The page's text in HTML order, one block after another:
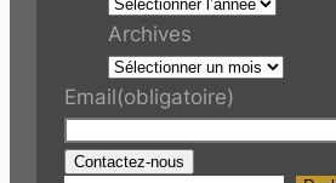
Archives
Email(obligatoire)
Contactez-nous